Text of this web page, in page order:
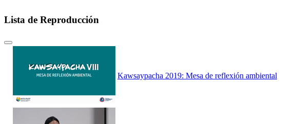
Lista de Reproducción
Kawsaypacha 2019: Mesa de reflexión ambiental